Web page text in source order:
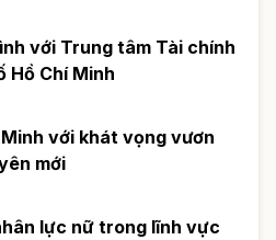
với Trung tâm Tài chính
Hồ Chí Minh
với khát vọng vươn
mới
lực nữ trong lĩnh vực